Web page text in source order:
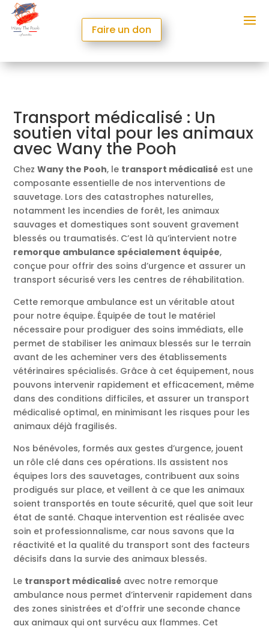
Faire un don
Transport médicalisé : Un
soutien vital pour les animaux
avec Wany the Pooh
ChezWany the Pooh, le transport médicalisé est une
composante essentielle de nos interventions de
sauvetage. Lors des catastrophes naturelles,
notamment les incendies de forêt, les animaux
sauvages et domestiques sont souvent gravement
blessés ou traumatisés. C’est là qu’intervient notre
remorque ambulance spécialement équipée,
conçue pour offrir des soins d’urgence et assurer un
transport sécurisé vers les centres de réhabilitation.
Cette remorque ambulance est un véritable atout
pour notre équipe. Équipée de tout le matériel
nécessaire pour prodiguer des soins immédiats, elle
permet de stabiliser les animaux blessés sur le terrain
avant de les acheminer vers des établissements
vétérinaires spécialisés. Grâce à cet équipement, nous
pouvons intervenir rapidement et efficacement, même
dans des conditions difficiles, et assurer un transport
médicalisé optimal, en minimisant les risques pour les
animaux déjà fragilisés.
Nos bénévoles, formés aux gestes d’urgence, jouent
un rôle clé dans ces opérations. Ils assistent nos
équipes lors des sauvetages, contribuent aux soins
prodigués sur place, et veillent à ce que les animaux
soient transportés en toute sécurité, quel que soit leur
état de santé. Chaque intervention est réalisée avec
soin et professionnalisme, car nous savons que la
réactivité et la qualité du transport sont des facteurs
décisifs dans la survie des animaux blessés.
Le transport médicalisé avec notre remorque
ambulance nous permet d’intervenir rapidement dans
des zones sinistrées et d’offrir une seconde chance
aux animaux qui ont survécu aux flammes. Cet